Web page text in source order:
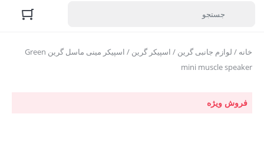
خانه / لوازم جانبی گرین / اسپیکر گرین
/ اسپیکر مینی ماسل گرین Green
mini muscle speaker
فروش ویژه